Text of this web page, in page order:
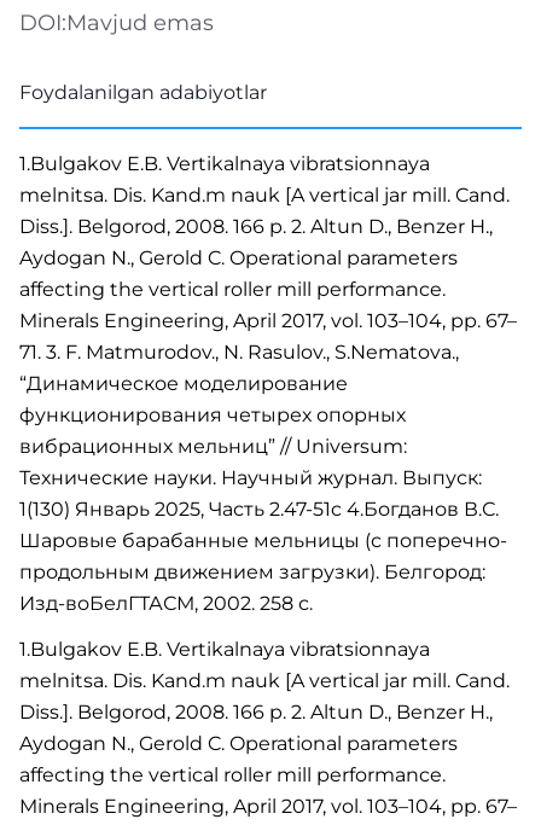
DOI:Mavjud emas
Foydalanilgan adabiyotlar
1.Bulgakov E.B. Vertikalnaya vibratsionnaya
melnitsa. Dis. Kand.m nauk [A vertical jar mill. Cand.
Diss.]. Belgorod, 2008. 166 p. 2. Altun D., Benzer H.,
Aydogan N., Gerold C. Operational parameters
affecting the vertical roller mill performance.
Minerals Engineering, April 2017, vol. 103–104, pp. 67–
71. 3. F. Matmurodov., N. Rasulov., S.Nematova.,
“Динамическое моделирование
функционирования четырех опорных
вибрационных мельниц” // Universum:
Технические науки. Научный журнал. Выпуск:
1(130) Январь 2025, Часть 2.47-51c 4.Богданов В.С.
Шаровые барабанные мельницы (с поперечно-
продольным движением загрузки). Белгород:
Изд-воБелГТАСМ, 2002. 258 с.
1.Bulgakov E.B. Vertikalnaya vibratsionnaya
melnitsa. Dis. Kand.m nauk [A vertical jar mill. Cand.
Diss.]. Belgorod, 2008. 166 p. 2. Altun D., Benzer H.,
Aydogan N., Gerold C. Operational parameters
affecting the vertical roller mill performance.
Minerals Engineering, April 2017, vol. 103–104, pp. 67–